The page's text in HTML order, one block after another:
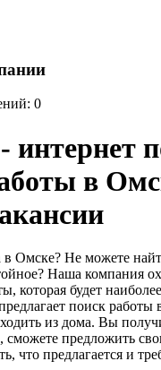
0
интернет
в
в Омске? Не можете
Наша компания
которая будет
поиск работы
из дома. Вы
сможете предложить
что предлагается и